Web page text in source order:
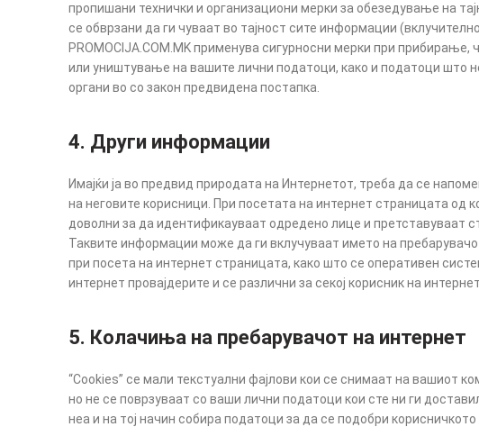
пропишани технички и организациони мерки за обезедување на
се обврзани да ги чуваат во тајност сите информации
PROMOCIJA.COM.MK применува сигурносни мерки при
или уништување на вашите лични податоци, како и податоци што
органи во со закон предвидена постапка.
4. Други информации
Имајќи ја во предвид природата на Интернетот, треба да се
на неговите корисници. При посетата на интернет страницата од
доволни за да идентификауваат одредено лице и претставуваат
Таквите информации може да ги вклучуваат името на
при посета на интернет страницата, како што се оперативен
интернет провајдерите и се различни за секој корисник на
5. Колачиња на пребарувачот на интернет
“Cookies” се мали текстуални фајлови кои се снимаат на вашиот
но не се поврзуваат со ваши лични податоци кои сте ни ги
неа и на тој начин собира податоци за да се подобри